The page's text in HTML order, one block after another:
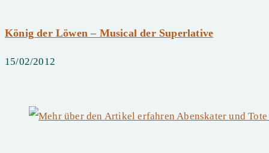
König der Löwen – Musical der Superlative
15/02/2012